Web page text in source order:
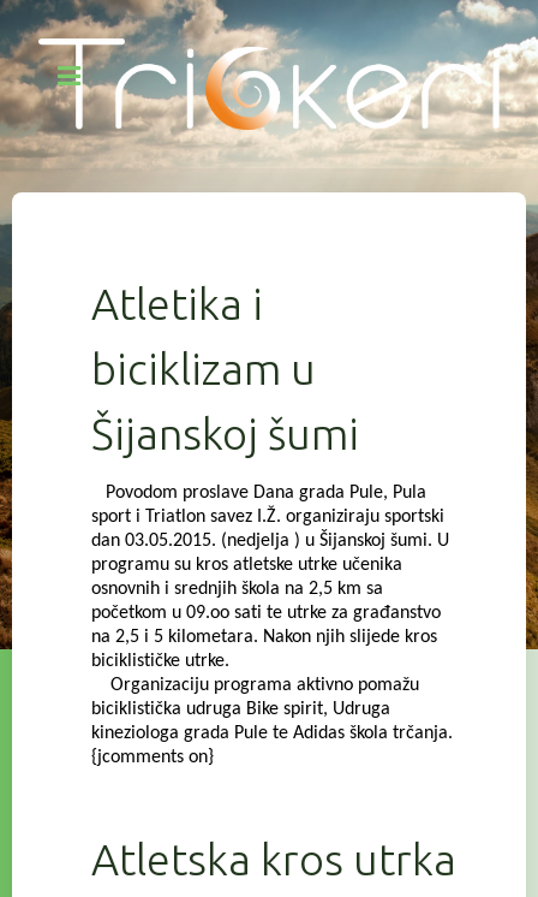
Atletika i
biciklizam u
Šijanskoj šumi
Povodom proslave Dana grada Pule, Pula
sport i Triatlon savez I.Ž. organiziraju sportski
dan 03.05.2015. (nedjelja ) u Šijanskoj šumi. U
programu su kros atletske utrke učenika
osnovnih i srednjih škola na 2,5 km sa
početkom u 09.oo sati te utrke za građanstvo
na 2,5 i 5 kilometara. Nakon njih slijede kros
biciklističke utrke.
Organizaciju programa aktivno pomažu
biciklistička udruga Bike spirit, Udruga
kineziologa grada Pule te Adidas škola trčanja.
{jcomments on}
Atletska kros utrka